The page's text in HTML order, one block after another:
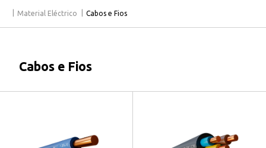
Material Eléctrico Cabos e Fios
Cabos e Fios